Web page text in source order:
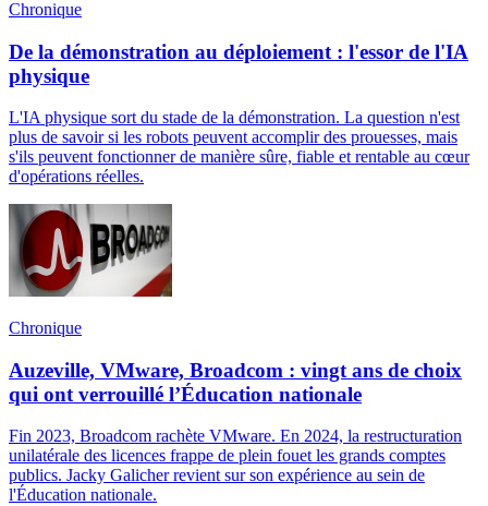
Chronique
De la démonstration au déploiement : l'essor de l'IA
physique
L'IA physique sort du stade de la démonstration. La question n'est
plus de savoir si les robots peuvent accomplir des prouesses, mais
s'ils peuvent fonctionner de manière sûre, fiable et rentable au cœur
d'opérations réelles.
Chronique
Auzeville, VMware, Broadcom : vingt ans de choix
qui ont verrouillé l’Éducation nationale
Fin 2023, Broadcom rachète VMware. En 2024, la restructuration
unilatérale des licences frappe de plein fouet les grands comptes
publics. Jacky Galicher revient sur son expérience au sein de
l'Éducation nationale.